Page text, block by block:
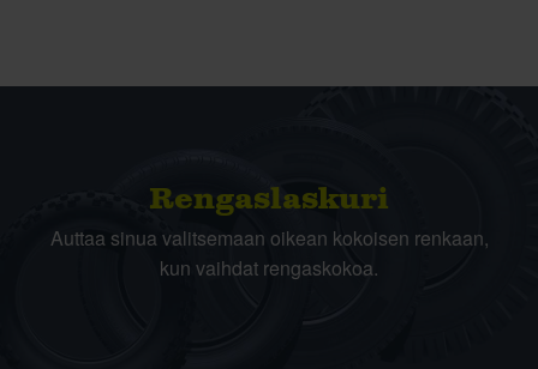
Rengas­laskuri
Auttaa sinua valitsemaan oikean kokoisen renkaan,
kun vaihdat rengaskokoa.